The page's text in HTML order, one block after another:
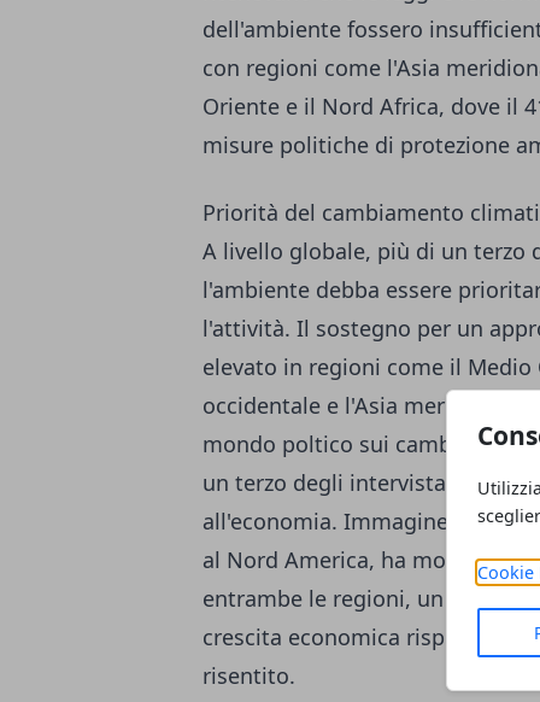
Cookie
dell'ambiente fossero
con regioni come l'Asia
Oriente e il Nord Africa, dove il
misure politiche di protezione
Priorità del cambiamento
A livello globale, più di un terzo
l'ambiente debba essere
l'attività. Il sostegno per un
elevato in regioni come il Medio
occidentale e l'Asia meridionale
mondo poltico sui cambiamenti
un terzo degli intervistati
all'economia. Immagine: SAP
al Nord America, ha mostrato
entrambe le regioni, un quinto
crescita economica rispetto
risentito.